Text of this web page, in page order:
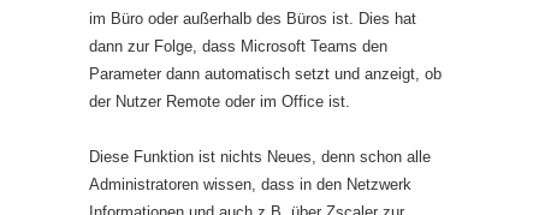
im Büro oder außerhalb des Büros ist. Dies hat
dann zur Folge, dass Microsoft Teams den
Parameter dann automatisch setzt und anzeigt, ob
der Nutzer Remote oder im Office ist.
Diese Funktion ist nichts Neues, denn schon alle
Administratoren wissen, dass in den Netzwerk